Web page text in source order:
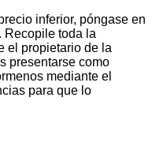
inferior, póngase en
Recopile toda la
el propietario de la
presentarse como
mediante el
para que lo